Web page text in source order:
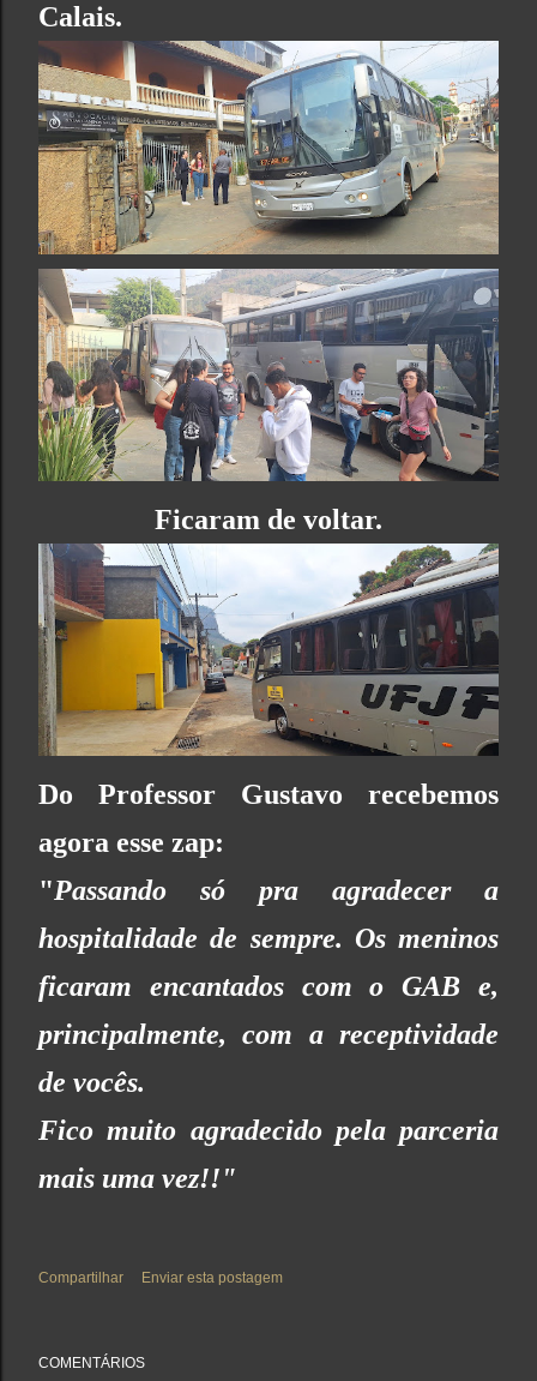
Calais.
Ficaram de voltar.
Do Professor Gustavo recebemos
agora esse zap:
"Passando só pra agradecer a
hospitalidade de sempre. Os meninos
ficaram encantados com o GAB e,
principalmente, com a receptividade
de vocês.
Fico muito agradecido pela parceria
mais uma vez!!"
Compartilhar Enviar esta postagem
COMENTÁRIOS